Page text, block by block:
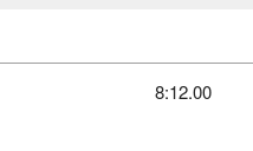
8:12.00